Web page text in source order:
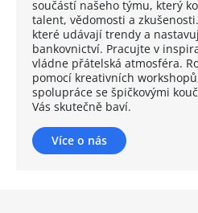
součástí našeho týmu, který
talent, vědomosti a
které udávají trendy a
bankovnictví. Pracujte v
vládne přátelská atmosféra.
pomocí kreativních
spolupráce se špičkovými
Vás skutečně baví.
Více o nás